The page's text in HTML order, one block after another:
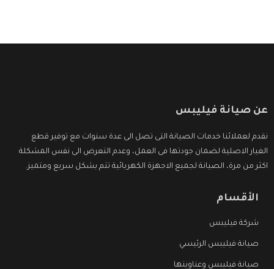
عن صيانة فيليبس
نقدم لعملائنا خدمات الصيانة التى تصل الى عدة سنوات مع توفير قطع
الغيار الاصلية لضمان جودتها فى العمل، وعدم التعرض الى نفس المشكلة
اكثر من مرة، الصيانة لجميع الاجهزة الكهربائية تتم بشكل سريع ومتميز.
الأقسام
شركة فيليبس
صيانة فيليبس الرئيسي
صيانة فيليبس وعناوينها